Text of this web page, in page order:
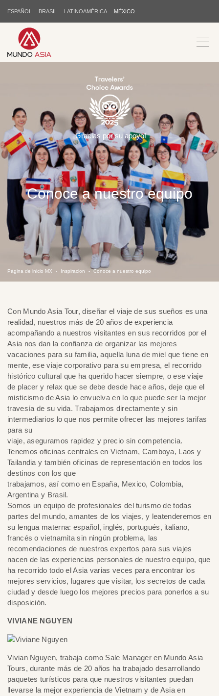
ESPAÑOL BRASIL LATINOAMÉRICA MÉXICO
Conoce a nuestro equipo
Página de inicio MX Inspiracion Conoce a nuestro equipo
¡Gracias por su apoyo!
Con Mundo Asia Tour, diseñar el viaje de sus sueños es una
realidad, nuestros más de 20 años de experiencia
acompañando a nuestros visitantes en sus recorridos por el
Asia nos dan la confianza de organizar las mejores
vacaciones para su familia, aquella luna de miel que tiene en
mente, ese viaje corporativo para su empresa, el recorrido
histórico cultural que ha querido hacer siempre, o ese viaje
de placer y relax que se debe desde hace años, deje que el
misticismo de Asia lo envuelva en lo que puede ser la mejor
travesía de su vida. Trabajamos directamente y sin
intermediarios lo que nos permite ofrecer las mejores tarifas
para su
viaje, aseguramos rapidez y precio sin competencia.
Tenemos oficinas centrales en Vietnam, Camboya, Laos y
Tailandia y también oficinas de representación en todos los
destinos con los que
trabajamos, así como en España, Mexico, Colombia,
Argentina y Brasil.
Somos un equipo de profesionales del turismo de todas
partes del mundo, amantes de los viajes, y leatenderemos en
su lengua materna: español, inglés, portugués, italiano,
francés o vietnamita sin ningún problema, las
recomendaciones de nuestros expertos para sus viajes
nacen de las experiencias personales de nuestro equipo, que
ha recorrido todo el Asia varias veces para encontrar los
mejores servicios, lugares que visitar, los secretos de cada
ciudad y desde luego los mejores precios para ponerlos a su
disposición.
VIVIANE NGUYEN
Vivian Nguyen, trabaja como Sale Manager en Mundo Asia
Tours, durante más de 20 años ha trabajado desarrollando
paquetes turísticos para que nuestros visitantes puedan
llevarse la mejor experiencia de Vietnam y de Asia en